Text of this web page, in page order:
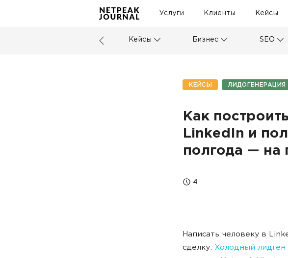
Услуги Клиенты Кейсы
Кейсы Бизнес SEO
КЕЙСЫ ЛИДОГЕНЕРАЦИЯ
Как
LinkedIn и
полгода — на
4
Написать человеку в
сделку. Холодный лидген